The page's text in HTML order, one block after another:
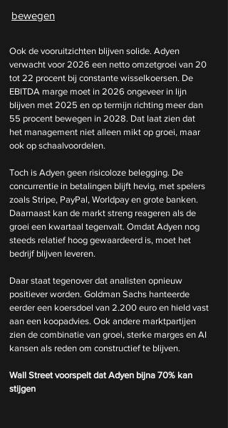
bewegen
Ook de vooruitzichten blijven solide. Adyen
verwacht voor 2026 een netto omzetgroei van 20
tot 22 procent bij constante wisselkoersen. De
EBITDA marge moet in 2026 ongeveer in lijn
blijven met 2025 en op termijn richting meer dan
55 procent bewegen in 2028. Dat laat zien dat
het management niet alleen mikt op groei, maar
ook op schaalvoordelen.
Toch is Adyen geen risicoloze belegging. De
concurrentie in betalingen blijft hevig, met spelers
zoals Stripe, PayPal, Worldpay en grote banken.
Daarnaast kan de markt streng reageren als de
groei een kwartaal tegenvalt. Omdat Adyen nog
steeds relatief hoog gewaardeerd is, moet het
bedrijf blijven leveren.
Daar staat tegenover dat analisten opnieuw
positiever worden. Goldman Sachs hanteerde
eerder een koersdoel van 2.200 euro en hield vast
aan een koopadvies. Ook andere marktpartijen
zien de combinatie van groei, sterke marges en AI
kansen als reden om constructief te blijven.
Wall Street voorspelt dat Adyen bijna 70% kan
stijgen